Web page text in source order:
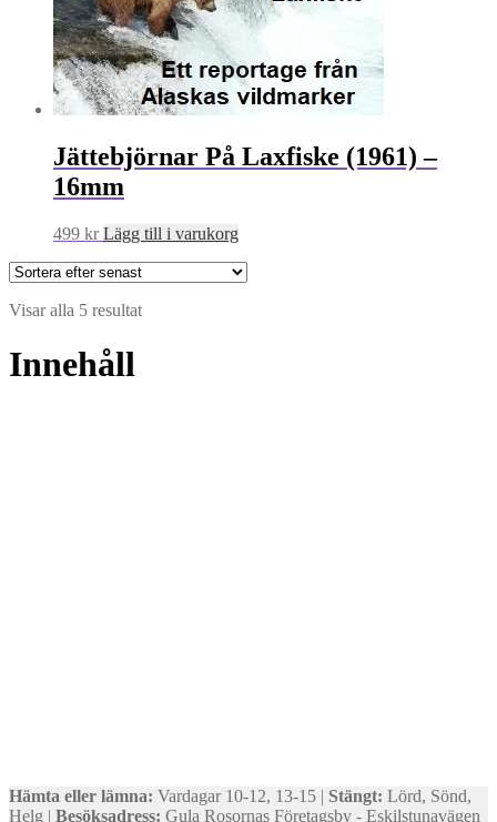
Jättebjörnar På Laxfiske (1961) –
16mm
499 kr Lägg till i varukorg
Visar alla 5 resultatSortera
Innehåll
Hämta eller lämna: Vardagar 10-12, 13-15 | Stängt: Lörd, Sönd,
Helg | Besöksadress: Gula Rosornas Företagsby - Eskilstunavägen